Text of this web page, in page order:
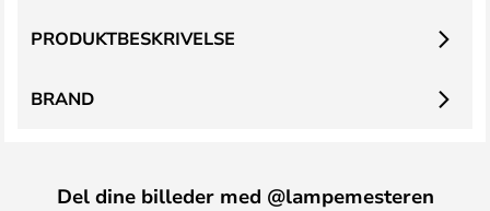
PRODUKTBESKRIVELSE
BRAND
Del dine billeder med @lampemesteren